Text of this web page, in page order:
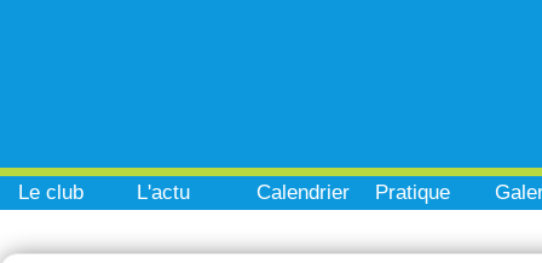
Le club L'actu Calendrier Pratique